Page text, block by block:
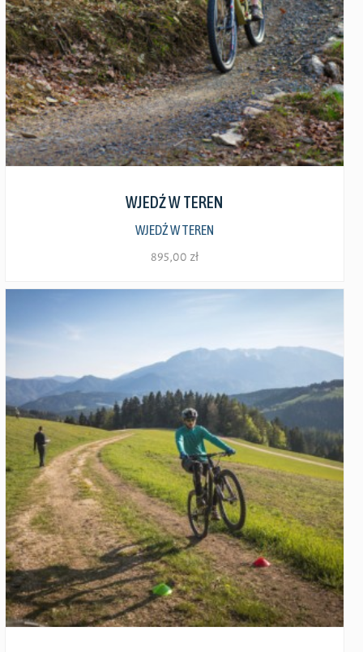
można
wybrać
na
stronie
produktu
WJEDŹ W TEREN
WJEDŹ W TEREN
895,00 zł
Ten
ma
wiele
wariantów.
Opcje
można
wybrać
na
stronie
produktu